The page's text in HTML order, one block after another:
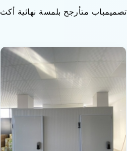
تصميمباب متأرجح بلمسة نهائية أكث